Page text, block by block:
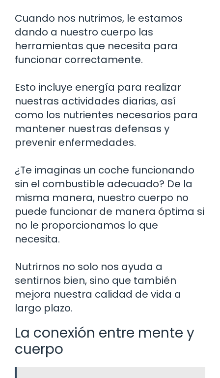
Cuando nos nutrimos, le estamos
dando a nuestro cuerpo las
herramientas que necesita para
funcionar correctamente.
Esto incluye energía para realizar
nuestras actividades diarias, así
como los nutrientes necesarios para
mantener nuestras defensas y
prevenir enfermedades.
¿Te imaginas un coche funcionando
sin el combustible adecuado? De la
misma manera, nuestro cuerpo no
puede funcionar de manera óptima si
no le proporcionamos lo que
necesita.
Nutrirnos no solo nos ayuda a
sentirnos bien, sino que también
mejora nuestra calidad de vida a
largo plazo.
La conexión entre mente y
cuerpo